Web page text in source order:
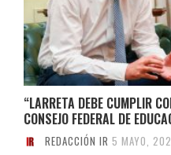
“LARRETA DEBE CUMPLIR
CONSEJO FEDERAL DE
REDACCIÓN IR 5 MAYO,